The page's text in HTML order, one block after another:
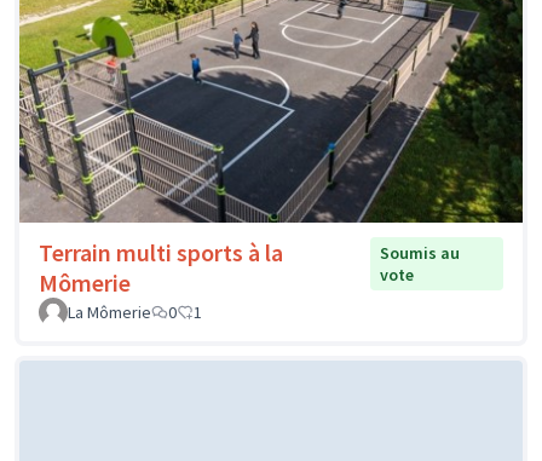
Terrain multi sports à la
Mômerie
Soumis au
vote
La Mômerie
0 1